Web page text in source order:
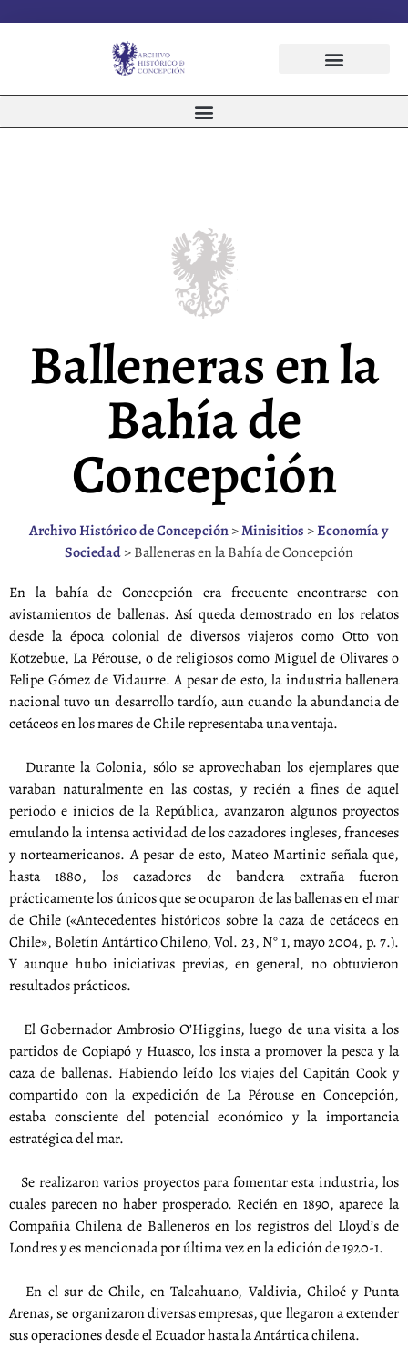
Balleneras en la
Bahía de
Concepción
Archivo Histórico de Concepción>Minisitios >Economía y
Sociedad>Balleneras en la Bahía de Concepción
En la bahía de Concepción era frecuente encontrarse con
avistamientos de ballenas. Así queda demostrado en los relatos
desde la época colonial de diversos viajeros como Otto von
Kotzebue, La Pérouse, o de religiosos como Miguel de Olivares o
Felipe Gómez de Vidaurre. A pesar de esto, la industria ballenera
nacional tuvo un desarrollo tardío, aun cuando la abundancia de
cetáceos en los mares de Chile representaba una ventaja.
Durante la Colonia, sólo se aprovechaban los ejemplares que
varaban naturalmente en las costas, y recién a fines de aquel
periodo e inicios de la República, avanzaron algunos proyectos
emulando la intensa actividad de los cazadores ingleses, franceses
y norteamericanos. A pesar de esto, Mateo Martinic señala que,
hasta 1880, los cazadores de bandera extraña fueron
prácticamente los únicos que se ocuparon de las ballenas en el mar
de Chile («Antecedentes históricos sobre la caza de cetáceos en
Chile», Boletín Antártico Chileno, Vol. 23, N° 1, mayo 2004, p. 7.).
Y aunque hubo iniciativas previas, en general, no obtuvieron
resultados prácticos.
El Gobernador Ambrosio O’Higgins, luego de una visita a los
partidos de Copiapó y Huasco, los insta a promover la pesca y la
caza de ballenas. Habiendo leído los viajes del Capitán Cook y
compartido con la expedición de La Pérouse en Concepción,
estaba consciente del potencial económico y la importancia
estratégica del mar.
Se realizaron varios proyectos para fomentar esta industria, los
cuales parecen no haber prosperado. Recién en 1890, aparece la
Compañia Chilena de Balleneros en los registros del Lloyd’s de
Londres y es mencionada por última vez en la edición de 1920-1.
En el sur de Chile, en Talcahuano, Valdivia, Chiloé y Punta
Arenas, se organizaron diversas empresas, que llegaron a extender
sus operaciones desde el Ecuador hasta la Antártica chilena.